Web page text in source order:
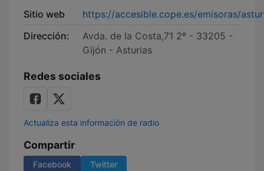
Sitio web
https://accesible.cope.es/emisoras/
Dirección:
Avda. de la Costa,71 2º - 33205 -
Gijón - Asturias
Redes sociales
Actualiza esta información de radio
Compartir
Facebook Twitter